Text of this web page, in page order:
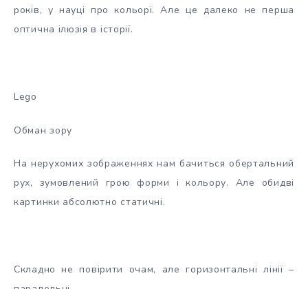
років, у науці про кольорі. Але це далеко не перша
оптична ілюзія в історії.
Lego
Обман зору
На нерухомих зображеннях нам бачиться обертальний
рух, зумовлений грою форми і кольору. Але обидві
картинки абсолютно статичні.
Складно не повірити очам, але горизонтальні лінії –